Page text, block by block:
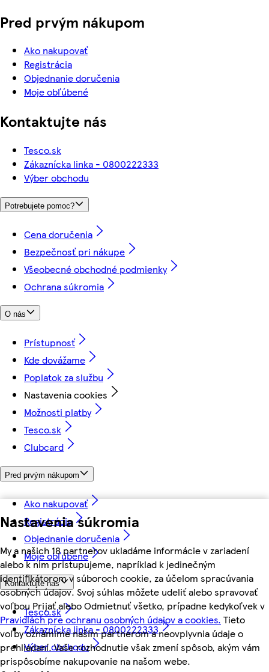
Nastavenia súkromia
My a našich 18 partnerov ukladáme informácie v zariadení
alebo k nim pristupujeme, napríklad k jedinečným
identifikátorom v súboroch cookie, za účelom spracúvania
osobných údajov. Svoj súhlas môžete udeliť alebo spravovať
voľbou Prijať alebo Odmietnuť všetko, prípadne kedykoľvek v
Pravidlách pre ochranu osobných údajov a cookies. Tieto
voľby oznámime našim partnerom a neovplyvnia údaje o
prehliadaní. Vaše rozhodnutie však zmení spôsob, akým vám
prispôsobíme nakupovanie na našom webe.
Pred prvým nákupom
Ako nakupovať
Registrácia
Objednanie doručenia
Moje obľúbené
Kontaktujte nás
Tesco.sk
Zákaznícka linka - 0800222333
Výber obchodu
Potrebujete pomoc?
Cena doručenia
Bezpečnosť pri nákupe
Všeobecné obchodné podmienky
Ochrana súkromia
O nás
Prístupnosť
Kde dovážame
Poplatok za službu
Nastavenia cookies
Možnosti platby
Tesco.sk
Clubcard
Pred prvým nákupom
Ako nakupovať
Registrácia
Objednanie doručenia
Moje obľúbené
Kontaktujte nás
Tesco.sk
Zákaznícka linka - 0800222333
Výber obchodu